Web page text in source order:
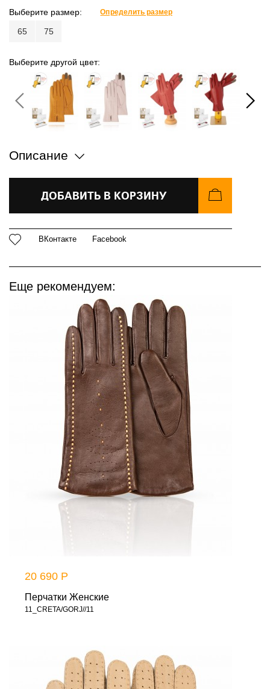
Выберите размер:
Определить размер
65 75
Выберите другой цвет:
Описание
ДОБАВИТЬ В КОРЗИНУ
ВКонтакте Facebook
Еще рекомендуем:
20 690 Р
Перчатки Женские
11_CRETA/GORJ//11